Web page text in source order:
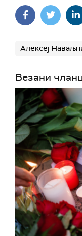
Алексеј
Везани